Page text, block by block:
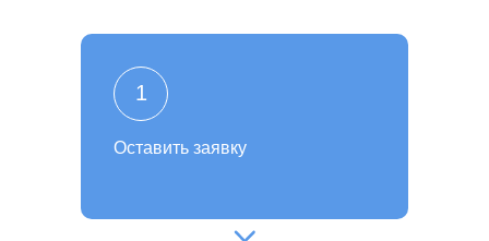
Оставить заявку
1